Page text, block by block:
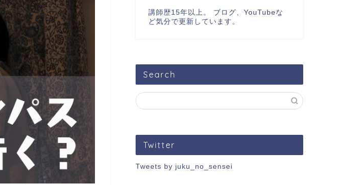
講師歴15年以上。 ブログ、YouTubeな
ど気分で更新しています。
Search
Twitter
Tweets by juku_no_sensei